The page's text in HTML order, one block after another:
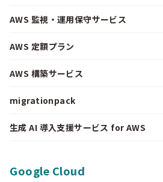
AWS 監視・運用保守サービス
AWS 定額プラン
AWS 構築サービス
migrationpack
生成 AI 導入支援サービス for AWS
Google Cloud